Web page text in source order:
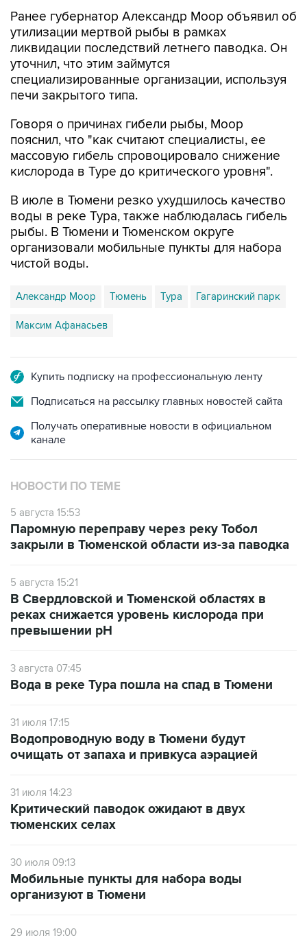
Ранее губернатор Александр Моор объявил об
утилизации мертвой рыбы в рамках
ликвидации последствий летнего паводка. Он
уточнил, что этим займутся
специализированные организации, используя
печи закрытого типа.
Говоря о причинах гибели рыбы, Моор
пояснил, что "как считают специалисты, ее
массовую гибель спровоцировало снижение
кислорода в Туре до критического уровня".
В июле в Тюмени резко ухудшилось качество
воды в реке Тура, также наблюдалась гибель
рыбы. В Тюмени и Тюменском округе
организовали мобильные пункты для набора
чистой воды.
Александр Моор Тюмень Тура Гагаринский парк
Максим Афанасьев
Купить подписку на профессиональную ленту
Подписаться на рассылку главных новостей сайта
Получать оперативные новости в официальном
канале
НОВОСТИ ПО ТЕМЕ
5 августа 15:53
Паромную переправу через реку Тобол
закрыли в Тюменской области из-за паводка
5 августа 15:21
В Свердловской и Тюменской областях в
реках снижается уровень кислорода при
превышении рН
3 августа 07:45
Вода в реке Тура пошла на спад в Тюмени
31 июля 17:15
Водопроводную воду в Тюмени будут
очищать от запаха и привкуса аэрацией
31 июля 14:23
Критический паводок ожидают в двух
тюменских селах
30 июля 09:13
Мобильные пункты для набора воды
организуют в Тюмени
29 июля 19:00